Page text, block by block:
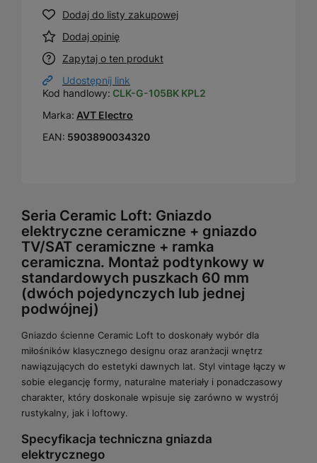
Dodaj do listy zakupowej
Dodaj opinię
Zapytaj o ten produkt
Udostępnij link
Kod handlowy: CLK-G-105BK KPL2
Marka: AVT Electro
EAN: 5903890034320
Seria Ceramic Loft: Gniazdo
elektryczne ceramiczne + gniazdo
TV/SAT ceramiczne + ramka
ceramiczna. Montaż podtynkowy w
standardowych puszkach 60 mm
(dwóch pojedynczych lub jednej
podwójnej)
Gniazdo ścienne Ceramic Loft to doskonały wybór dla
miłośników klasycznego designu oraz aranżacji wnętrz
nawiązujących do estetyki dawnych lat. Styl vintage łączy w
sobie elegancję formy, naturalne materiały i ponadczasowy
charakter, który doskonale wpisuje się zarówno w wystrój
rustykalny, jak i loftowy.
Specyfikacja techniczna gniazda
elektrycznego